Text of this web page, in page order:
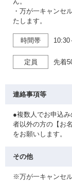
・万が一キャンセ
たします。
時間帯 10:30
定員 先着
連絡事項等
●複数人でお申込
者以外の方の【お
をお願いします。
その他
※万が一キャンセ